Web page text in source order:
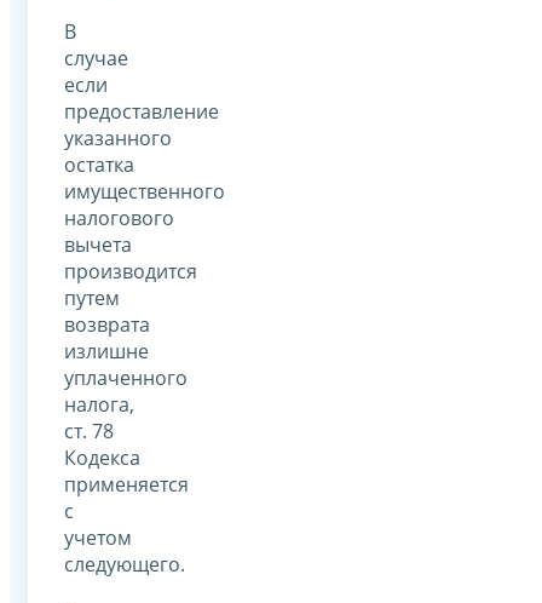
В
случае
если
предоставление
указанного
остатка
имущественного
налогового
вычета
производится
путем
возврата
излишне
уплаченного
налога,
ст. 78
Кодекса
применяется
с
учетом
следующего.